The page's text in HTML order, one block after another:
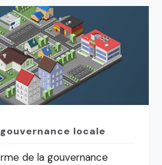
locale
de la gouvernance